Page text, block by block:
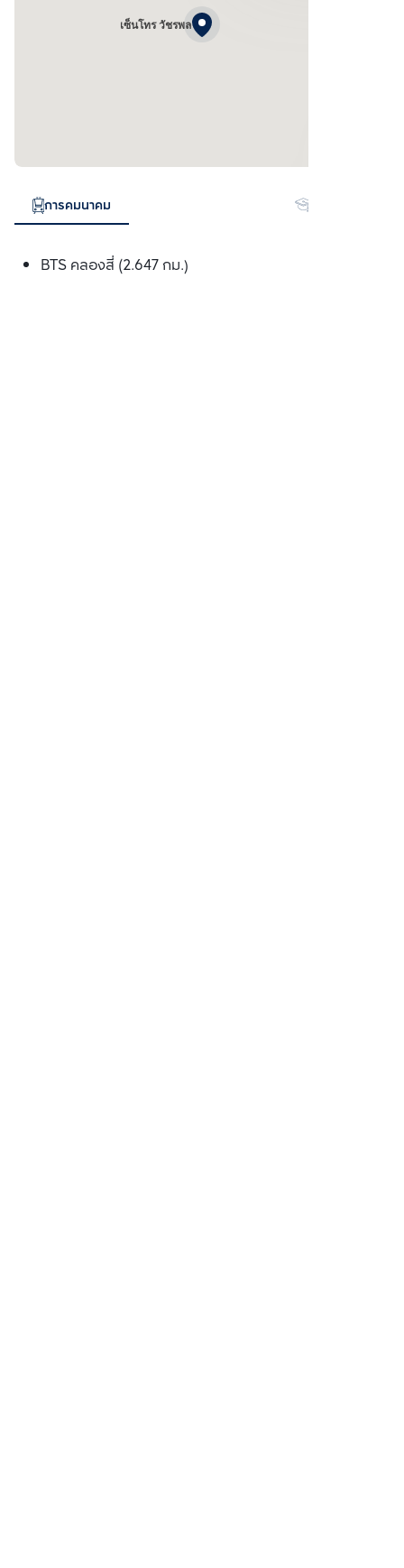
เซ็นโทร วัชรพล
การคมนาคม
BTS คลองสี่ (2.647 กม.)